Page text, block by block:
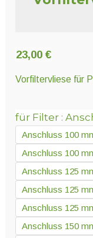
Pflanzenschutz
Saatgut
Gartengeräte
Sonstiges
23,00 €
Vorfiltervliese für
für Filter
Anschluss 100
Anschluss 100
Anschluss 125
Anschluss 125
Anschluss 125
Anschluss 150